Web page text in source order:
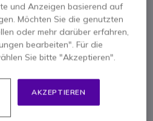
IN 4 STUNDEN
und Anzeigen basierend auf
Möchten Sie die genutzten
oder mehr darüber erfahren,
bearbeiten". Für die
Sie bitte "Akzeptieren".
AKZEPTIEREN